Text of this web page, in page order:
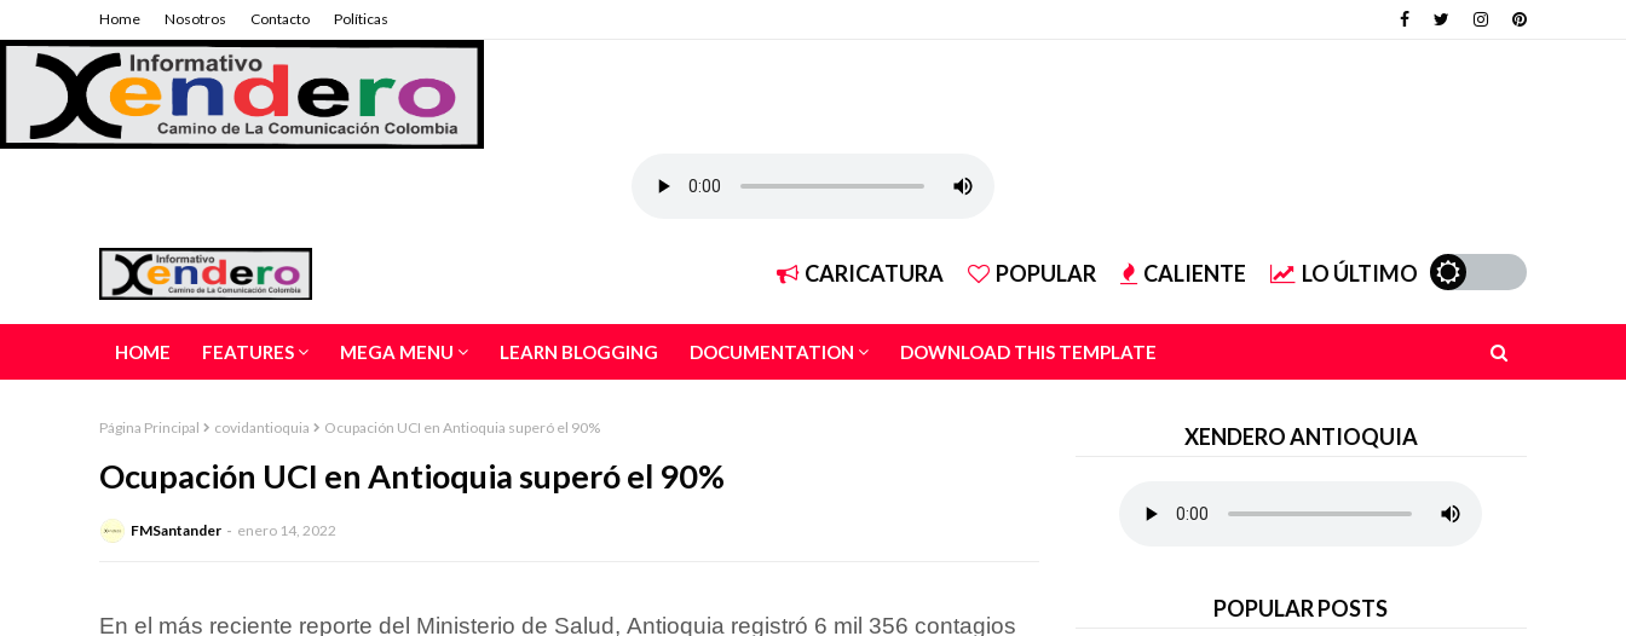
Home Nosotros Contacto Políticas
CARICATURA POPULAR CALIENTE LO ÚLTIMO
HOME FEATURES MEGA MENU LEARN BLOGGING DOCUMENTATION DOWNLOAD THIS TEMPLATE
Página Principal covidantioquia Ocupación UCI en Antioquia superó el 90%
Ocupación UCI en Antioquia superó el 90%
FMSantander enero 14, 2022
En el más reciente reporte del Ministerio de Salud, Antioquia registró 6 mil 356 contagios
XENDERO ANTIOQUIA
POPULAR POSTS